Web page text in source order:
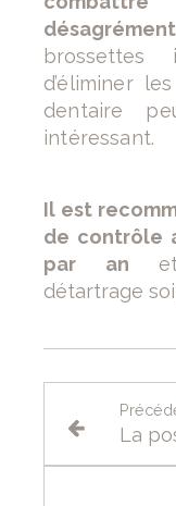
brossettes
d’éliminer
dentaire
intéressant.
Il est
de contrôle
par an et
détartrage